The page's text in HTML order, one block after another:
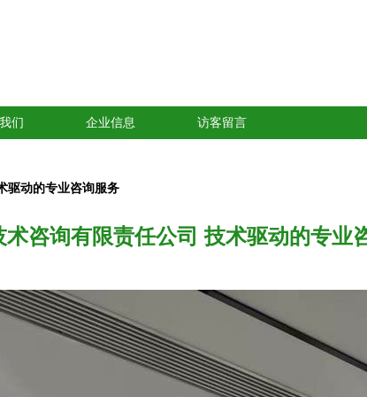
们 企业信息 访客留言
驱动的专业咨询服务
术咨询有限责任公司 技术驱动的专业